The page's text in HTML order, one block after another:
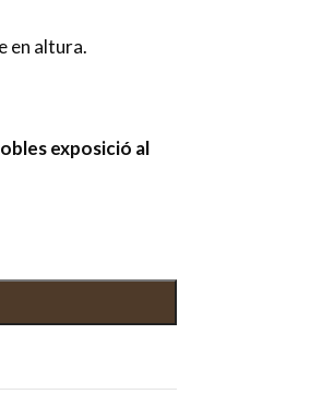
en altura.
exposició al